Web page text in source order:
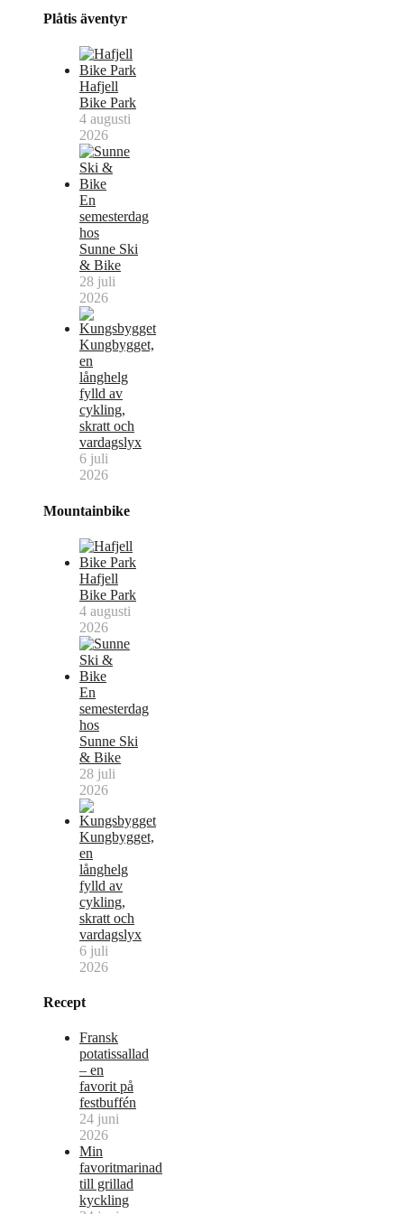
Plåtis äventyr
Hafjell
Bike Park
4 augusti
2026
En
semesterdag
hos
Sunne Ski
& Bike
28 juli
2026
Kungbygget,
en
långhelg
fylld av
cykling,
skratt och
vardagslyx
6 juli
2026
Mountainbike
Hafjell
Bike Park
4 augusti
2026
En
semesterdag
hos
Sunne Ski
& Bike
28 juli
2026
Kungbygget,
en
långhelg
fylld av
cykling,
skratt och
vardagslyx
6 juli
2026
Recept
Fransk
potatissallad
– en
favorit på
festbuffén
24 juni
2026
Min
favoritmarinad
till grillad
kyckling